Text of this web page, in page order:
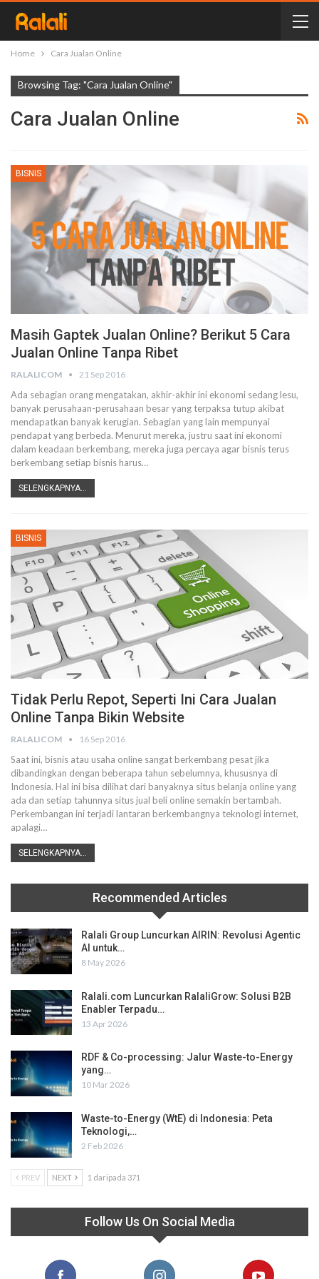
Home Cara Jualan Online
Browsing Tag: "Cara Jualan Online"
Cara Jualan Online
BISNIS
Masih Gaptek Jualan Online? Berikut 5 Cara
Jualan Online Tanpa Ribet
RALALICOM 21 Sep 2016
Ada sebagian orang mengatakan, akhir-akhir ini ekonomi sedang lesu,
banyak perusahaan-perusahaan besar yang terpaksa tutup akibat
mendapatkan banyak kerugian. Sebagian yang lain mempunyai
pendapat yang berbeda. Menurut mereka, justru saat ini ekonomi
dalam keadaan berkembang, mereka juga percaya agar bisnis terus
berkembang setiap bisnis harus…
SELENGKAPNYA...
BISNIS
Tidak Perlu Repot, Seperti Ini Cara Jualan
Online Tanpa Bikin Website
RALALICOM 16 Sep 2016
Saat ini, bisnis atau usaha online sangat berkembang pesat jika
dibandingkan dengan beberapa tahun sebelumnya, khususnya di
Indonesia. Hal ini bisa dilihat dari banyaknya situs belanja online yang
ada dan setiap tahunnya situs jual beli online semakin bertambah.
Perkembangan ini terjadi lantaran berkembangnya teknologi internet,
apalagi…
SELENGKAPNYA...
Recommended Articles
Ralali Group Luncurkan AIRIN: Revolusi Agentic
AI untuk…
8 May 2026
Ralali.com Luncurkan RalaliGrow: Solusi B2B
Enabler Terpadu…
13 Apr 2026
RDF & Co-processing: Jalur Waste-to-Energy
yang…
10 Mar 2026
Waste-to-Energy (WtE) di Indonesia: Peta
Teknologi,…
2 Feb 2026
PREV NEXT 1 daripada 371
Follow Us On Social Media